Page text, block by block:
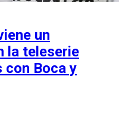
un
la teleserie
con Boca y